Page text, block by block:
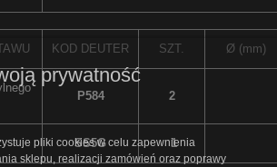
KOD DEUTER SZT. Ø (mm)
P584 2
SS5G 1
prywatność
pliki cookies w celu zapewnienia
sklepu, realizacji zamówień oraz poprawy